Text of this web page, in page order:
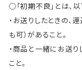
○「初期不良」とは、
・お送りしたときの、
も可）があること。
・商品と一緒にお送り
こと。